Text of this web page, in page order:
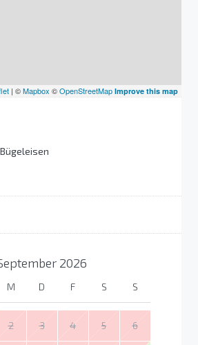
| ©Mapbox ©OpenStreetMap Improve this map
Bügeleisen
2026
M D F S S
2 3 4 5 6